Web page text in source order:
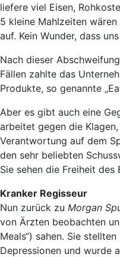
liefere viel Eisen,
5 kleine Mahlzeiten
auf. Kein Wunder, dass
Nach dieser
Fällen zahlte das
Produkte, so genannte
Aber es gibt auch eine
arbeitet gegen die
Verantwortung auf dem
den sehr beliebten
Sie sehen die Freiheit des
Kranker Regisseur
Nun zurück zu Morgan
von Ärzten beobachten
Meals“) sahen. Sie
Depressionen und wurde